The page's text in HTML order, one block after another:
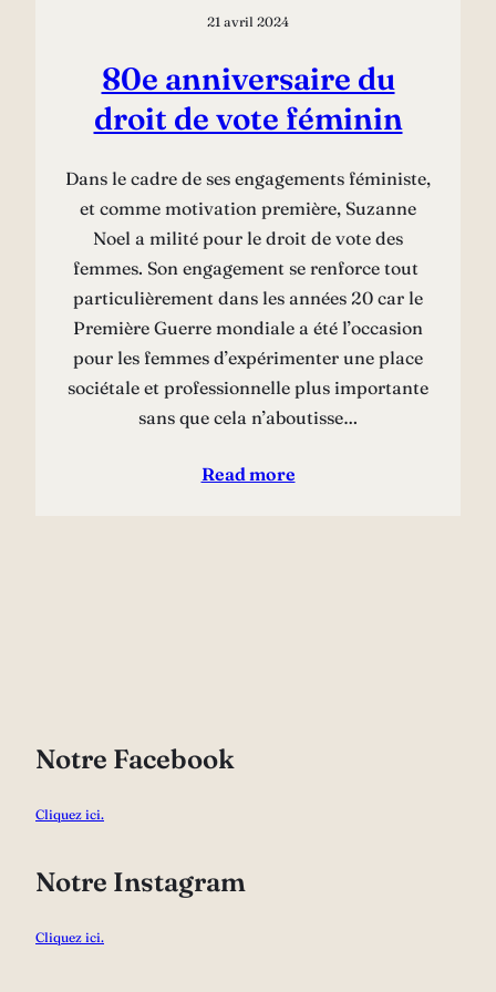
21 avril 2024
80e anniversaire du
droit de vote féminin
Dans le cadre de ses engagements féministe,
et comme motivation première, Suzanne
Noel a milité pour le droit de vote des
femmes. Son engagement se renforce tout
particulièrement dans les années 20 car le
Première Guerre mondiale a été l’occasion
pour les femmes d’expérimenter une place
sociétale et professionnelle plus importante
sans que cela n’aboutisse…
Read more
Notre Facebook
Cliquez ici.
Notre Instagram
Cliquez ici.